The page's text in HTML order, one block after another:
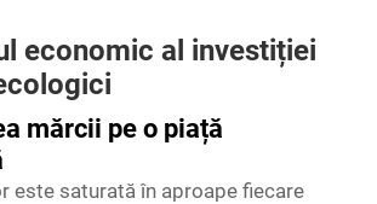
economic al investiției
mărcii pe o piață
este saturată în aproape fiecare